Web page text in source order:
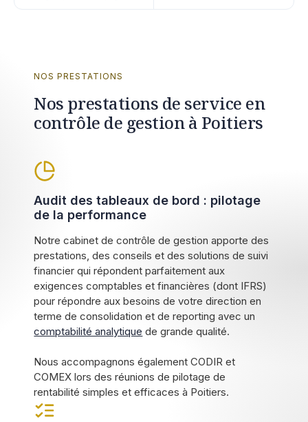
NOS PRESTATIONS
Nos prestations de service en
contrôle de gestion à Poitiers
Audit des tableaux de bord : pilotage
de la performance
Notre cabinet de contrôle de gestion apporte des
prestations, des conseils et des solutions de suivi
financier qui répondent parfaitement aux
exigences comptables et financières (dont IFRS)
pour répondre aux besoins de votre direction en
terme de consolidation et de reporting avec un
comptabilité analytique de grande qualité.
Nous accompagnons également CODIR et
COMEX lors des réunions de pilotage de
rentabilité simples et efficaces à Poitiers.